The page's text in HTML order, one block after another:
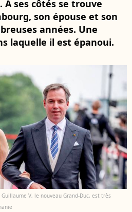
ses côtés se trouve
son épouse et son
années. Une
laquelle il est épanoui.
V, le nouveau Grand-Duc, est très